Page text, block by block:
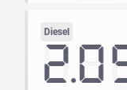
Diesel